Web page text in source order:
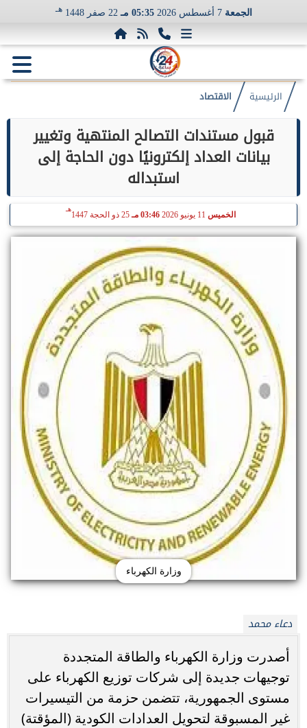
الجمعة 7 أغسطس 2026 05:35 مـ 22 صفر 1448 هـ
الرئيسية الاقتصاد
قبول مستندات التصالح المنتهية وتغيير
بيانات العداد إلكترونيًا دون الحاجة إلى
استبداله
الخميس 03:46 مـ 25 ذو الحجة 1447
هـ
وزارة الكهرباء
دعاء محمد
أصدرت وزارة الكهرباء والطاقة المتجددة
توجيهات جديدة إلى شركات توزيع الكهرباء على
مستوى الجمهورية، تتضمن حزمة من التيسيرات
غير المسبوقة لتحويل العدادات الكودية (المؤقتة)